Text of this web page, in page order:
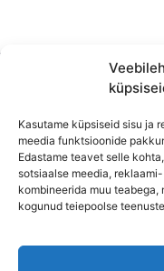
Kasutame küpsiseid sisu ja
meedia funktsioonide
Edastame teavet selle
sotsiaalse meedia,
kombineerida muu teabega,
kogunud teiepoolse